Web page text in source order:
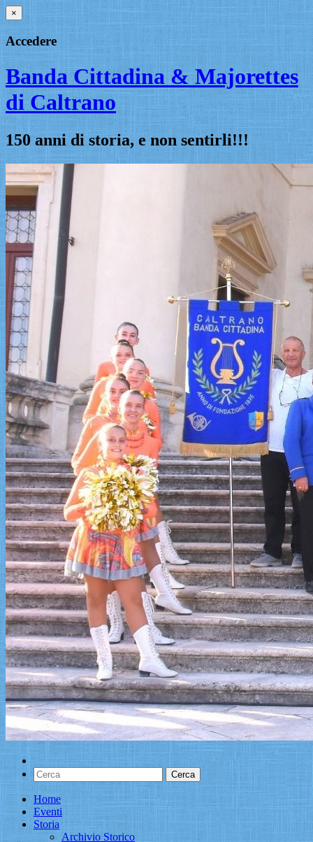
×
Accedere
Banda Cittadina & Majorettes
di Caltrano
150 anni di storia, e non sentirli!!!
Home
Eventi
Storia
Archivio Storico